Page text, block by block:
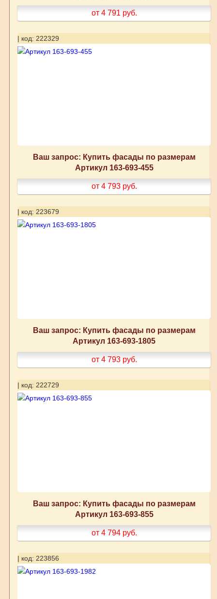
от 4 791 руб.
| код: 222329
Ваш запрос: Купить фасады по размерам
Артикул 163-693-455
от 4 793 руб.
| код: 223679
Ваш запрос: Купить фасады по размерам
Артикул 163-693-1805
от 4 793 руб.
| код: 222729
Ваш запрос: Купить фасады по размерам
Артикул 163-693-855
от 4 794 руб.
| код: 223856